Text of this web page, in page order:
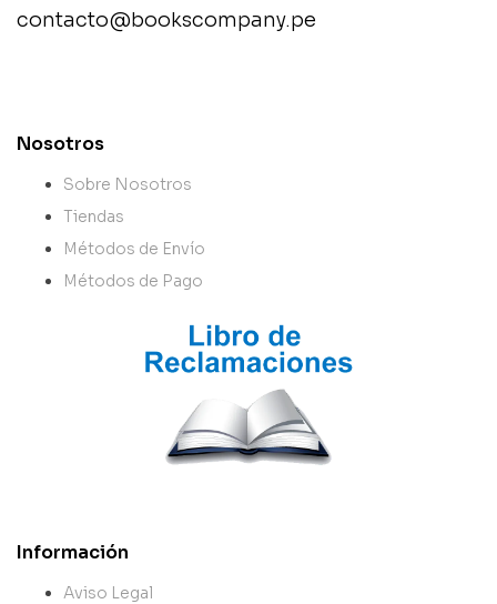
contacto@bookscompany.pe
Nosotros
Sobre Nosotros
Tiendas
Métodos de Envío
Métodos de Pago
Información
Aviso Legal